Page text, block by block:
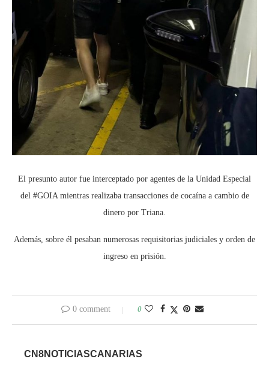
El presunto autor fue interceptado por agentes de la Unidad Especial
del #GOIA mientras realizaba transacciones de cocaína a cambio de
dinero por Triana.
Además, sobre él pesaban numerosas requisitorias judiciales y orden de
ingreso en prisión.
0 comment 0
CN8NOTICIASCANARIAS